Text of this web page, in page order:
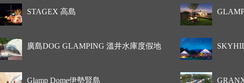
STAGEX 高島
廣島DOG GLAMPING 溫井水庫度假地
Glamp Dome伊勢賢島